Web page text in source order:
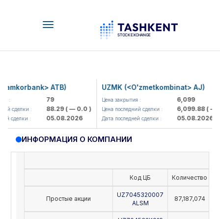
Toggle
ATB)
79
сделки : 88.29( — 0.0 )
сделки : 05.08.2026
UZMK (<O'zmetkombinat> AJ)
Цена закрытия : 6,099
Цена последний сделки : 6,099.88( —
Дата последней сделки : 05.08.2026
ИНФОРМАЦИЯ О КОМПАНИИ
Код ЦБ Количество
Простые акции
UZ7045320007
ALSM
87,187,074